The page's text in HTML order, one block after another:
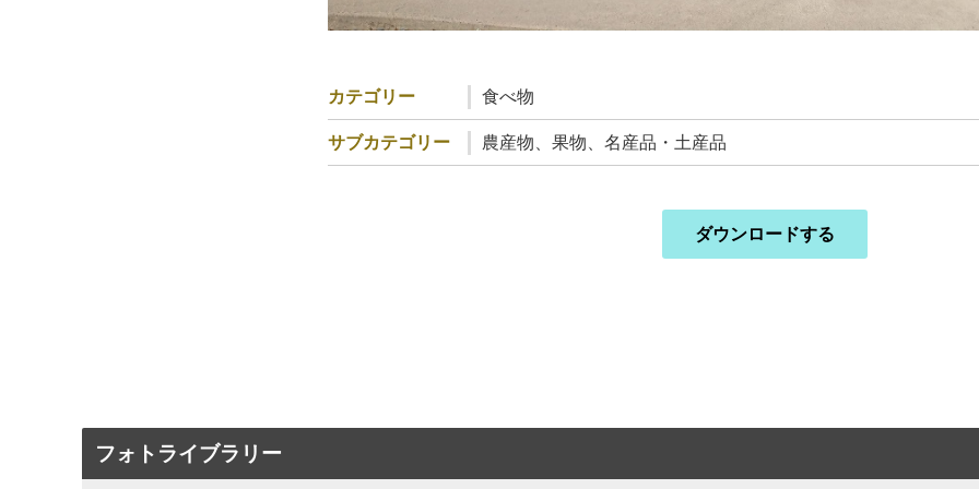
カテゴリー 食べ物
サブカテゴリー 農産物、果物、名産品・土産品
ダウンロードする
フォトライブラリー